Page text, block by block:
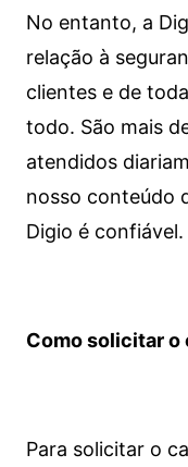
No entanto, a
relação à
clientes e de
todo. São mais
atendidos
nosso conteúdo
Digio é confiável.
Como solicitar o
Para solicitar o